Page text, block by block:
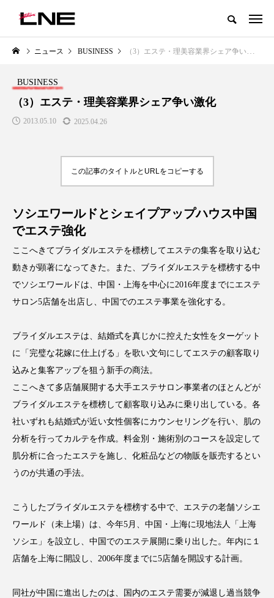
グローバルビューティ＆ヘルスケアビジネス誌
LIFESTYLE
SNSの「加工顔」と美容医療｜AI
がもたらす可能性とこれから
2026.07.13
BUSINESS
GWI調査から読み解く2030年の
2026.08.06
FEATURED 注目の企画
TAG LIST タグ一覧
AI B2B BeautyTech ChatGPT
Gemini
アスレジャーコスメ アレルギー アロマ
アンチエイジング アンチソリチュード
インタビュー インナービューティー 冷え
ニュース BUSINESS （3）エステ・理美容業界シェア争い激化
BUSINESS
（3）エステ・理美容業界シェア争い激化
2013.05.10 2025.04.26
この記事のタイトルとURLをコピーする
ソシエワールドとシェイプアップハウス中国
でエステ強化
ここへきてブライダルエステを標榜してエステの集客を取り込む
動きが顕著になってきた。また、ブライダルエステを標榜する中
でソシエワールドは、中国・上海を中心に2016年度までにエステ
サロン5店舗を出店し、中国でのエステ事業を強化する。
ブライダルエステは、結婚式を真じかに控えた女性をターゲット
に「完璧な花嫁に仕上げる」を歌い文句にしてエステの顧客取り
込みと集客アップを狙う新手の商法。
ここへきて多店舗展開する大手エステサロン事業者のほとんどが
ブライダルエステを標榜して顧客取り込みに乗り出している。各
社いずれも結婚式が近い女性個客にカウンセリングを行い、肌の
分析を行ってカルテを作成。料金別・施術別のコースを設定して
肌分析に合ったエステを施し、化粧品などの物販を販売するとい
うのが共通の手法。
こうしたブライダルエステを標榜する中で、エステの老舗ソシエ
ワールド（未上場）は、今年5月、中国・上海に現地法人「上海
ソシエ」を設立し、中国でのエステ展開に乗り出した。年内に１
店舗を上海に開設し、2006年度までに5店舗を開設する計画。
同社が中国に進出したのは、国内のエステ需要が減退し過当競争